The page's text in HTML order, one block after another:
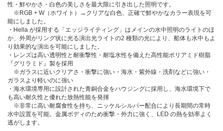
性・鮮やかさ・白色の美しさを最大限に引き出した照明です。
※RGB + W（ホワイト）→クリアな白色、正確で鮮やかなカラー表現を可
能にしました。
・Hella が採用する「エッジライティング」はメインの水中照明のライトのほ
か、外周がリング状に光る演出光ライトの2 種類の光により、船体も水中もよ
り効果的な演出を可能にしました。
・レンズは高い透明性と耐衝撃性・耐塩水性を備えた高性能ポリアミド樹脂
『グリラミド』製を採用
※ガラスに近いクリアさ・衝撃に強い・海水・紫外線・洗剤などに強い・
ガラスより軽いのに強い
・海水環境専用に設計された青銅合金をハウジングに採用し、海水環境下で
も高い耐久性と優れた放熱性能を発揮
※非常に高い耐腐食性を持ち、ニッケルシルバー配合により長期間の常時
水中設置を可能。金属ボディのため衝撃・外力に強く、LED の熱を効率よく
逃がします。